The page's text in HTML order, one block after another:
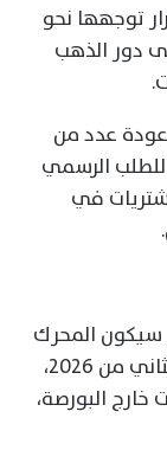
توجهها نحو
دور الذهب
عودة عدد من
للطلب الرسمي
في
سيكون المحرك
الرئيسي للطلب على الذهب خلال النصف الثاني من 2026،
البورصة،